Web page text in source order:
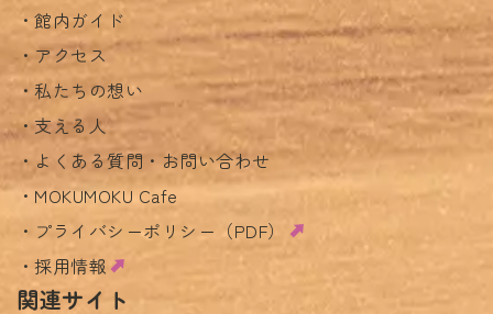
館内ガイド
アクセス
私たちの想い
支える人
よくある質問・お問い合わせ
MOKUMOKU Cafe
プライバシーポリシー（PDF）
採用情報
関連サイト